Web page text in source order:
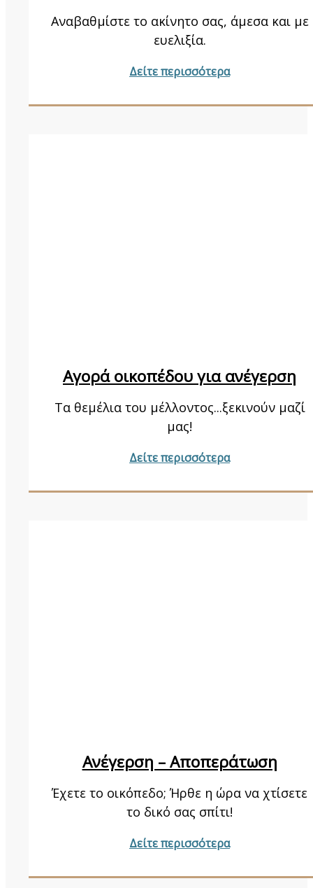
Αναβαθμίστε το ακίνητο σας, άμεσα και με
ευελιξία.
Δείτε περισσότερα
Aγορά οικοπέδου για ανέγερση
Τα θεμέλια του μέλλοντος...ξεκινούν μαζί
μας!
Δείτε περισσότερα
Ανέγερση – Αποπεράτωση
Έχετε το οικόπεδο; Ήρθε η ώρα να χτίσετε
το δικό σας σπίτι!
Δείτε περισσότερα